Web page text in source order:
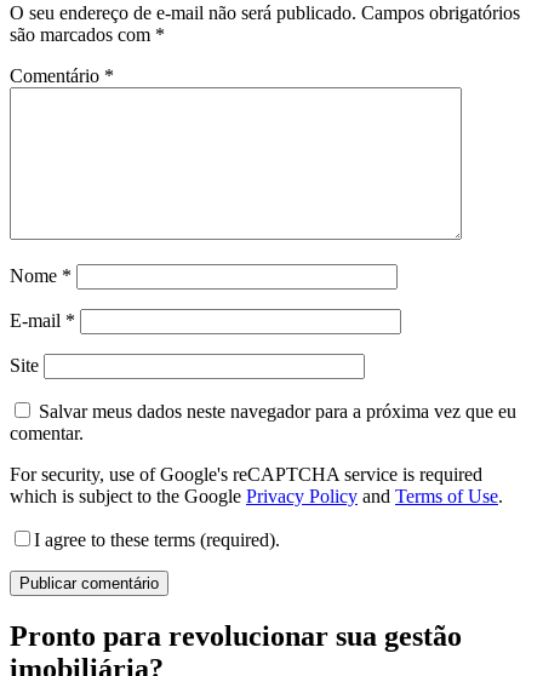
O seu endereço de e-mail não será publicado. Campos obrigatórios
são marcados com *
Comentário *
Nome *
E-mail *
Site
Salvar meus dados neste navegador para a próxima vez que eu
comentar.
For security, use of Google's reCAPTCHA service is required
which is subject to the Google Privacy Policy and Terms of Use.
I agree to these terms (required).
Pronto para revolucionar sua gestão
imobiliária?